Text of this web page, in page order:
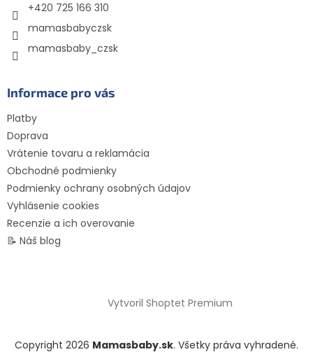
+420 725 166 310
mamasbabyczsk
mamasbaby_czsk
Informace pro vás
Platby
Doprava
Vrátenie tovaru a reklamácia
Obchodné podmienky
Podmienky ochrany osobných údajov
Vyhlásenie cookies
Recenzie a ich overovanie
📝 Náš blog
Vytvoril Shoptet Premium
Copyright 2026 Mamasbaby.sk. Všetky práva vyhradené.